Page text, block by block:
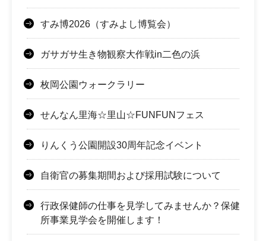
すみ博2026（すみよし博覧会）
ガサガサ生き物観察大作戦in二色の浜
枚岡公園ウォークラリー
せんなん里海☆里山☆FUNFUNフェス
りんくう公園開設30周年記念イベント
自衛官の募集期間および採用試験について
行政保健師の仕事を見学してみませんか？保健
所事業見学会を開催します！